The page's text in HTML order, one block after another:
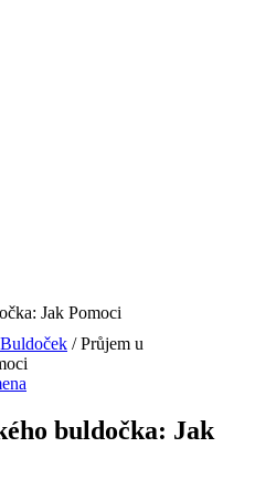
/ Průjem u
buldočka: Jak